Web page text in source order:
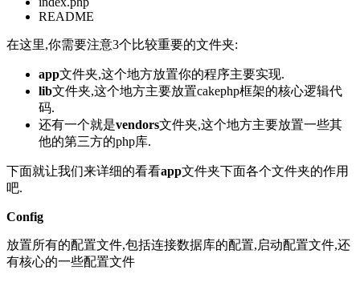
README
在这里,你需要注意3个比较重要的文件夹:
app文件夹,这个地方放置你的程序主要实现.
lib文件夹,这个地方主要放置cakephp框架的核心逻辑代
码.
还有一个就是vendors文件夹,这个地方主要放置一些其
他的第三方的php库.
下面就让我们来详细的看看app文件夹下面各个文件夹的作用
吧.
Config
放置所有的配置文件,包括连接数据库的配置,启动配置文件,还
有核心的一些配置文件